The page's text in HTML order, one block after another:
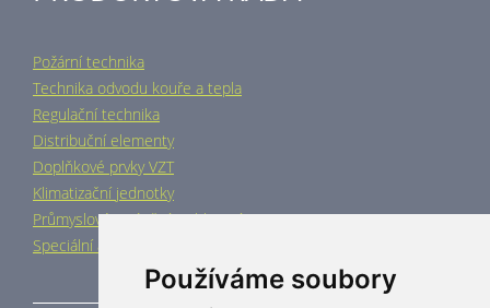
Používáme soubory
Požární technika
Technika odvodu kouře a tepla
Regulační technika
Distribuční elementy
Doplňkové prvky VZT
Klimatizační jednotky
Průmyslové vytápění a chlazení
Speciální aplikace